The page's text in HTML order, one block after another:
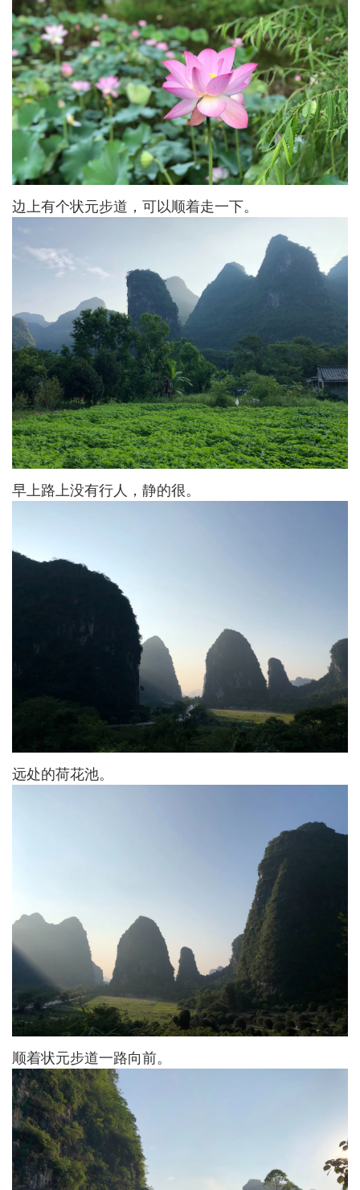
边上有个状元步道，可以顺着走一下。
早上路上没有行人，静的很。
远处的荷花池。
顺着状元步道一路向前。